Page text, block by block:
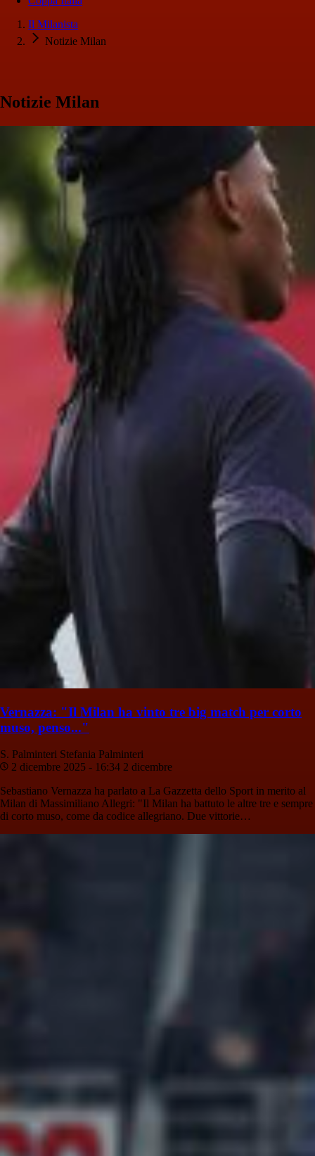
Il Milanista
Notizie Milan
Notizie Milan
Vernazza: "Il Milan ha vinto tre big match per corto
muso, penso..."
S. Palminteri Stefania Palminteri
2 dicembre 2025 - 16:34 2 dicembre
Sebastiano Vernazza ha parlato a La Gazzetta dello Sport in merito al
Milan di Massimiliano Allegri: "Il Milan ha battuto le altre tre e sempre
di corto muso, come da codice allegriano. Due vittorie…